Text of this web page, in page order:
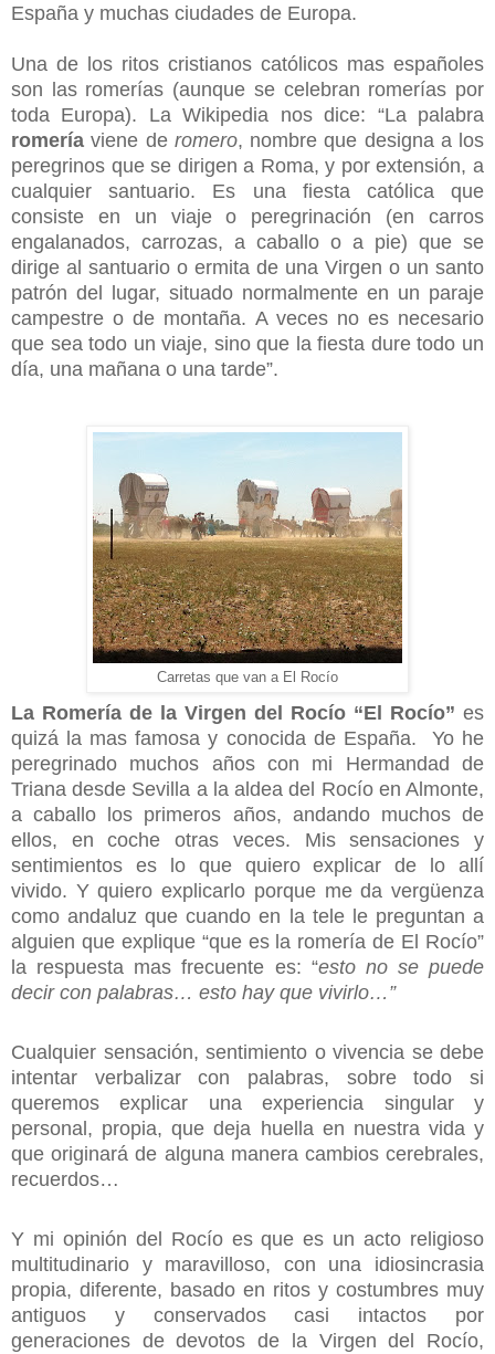
España y muchas ciudades de Europa.
Una de los ritos cristianos católicos mas españoles
son las romerías (aunque se celebran romerías por
toda Europa). La Wikipedia nos dice: “La palabra
romería viene de romero, nombre que designa a los
peregrinos que se dirigen a Roma, y por extensión, a
cualquier santuario. Es una fiesta católica que
consiste en un viaje o peregrinación (en carros
engalanados, carrozas, a caballo o a pie) que se
dirige al santuario o ermita de una Virgen o un santo
patrón del lugar, situado normalmente en un paraje
campestre o de montaña. A veces no es necesario
que sea todo un viaje, sino que la fiesta dure todo un
día, una mañana o una tarde”.
Carretas que van a El Rocío
La Romería de la Virgen del Rocío “El Rocío” es
quizá la mas famosa y conocida de España.
Yo he
peregrinado muchos años con mi Hermandad de
Triana desde Sevilla a la aldea del Rocío en Almonte,
a caballo los primeros años, andando muchos de
ellos, en coche otras veces. Mis sensaciones y
sentimientos es lo que quiero explicar de lo allí
vivido. Y quiero explicarlo porque me da vergüenza
como andaluz que cuando en la tele le preguntan a
alguien que explique “que es la romería de El Rocío”
la respuesta mas frecuente es: “esto no se puede
decir con palabras… esto hay que vivirlo…”
Cualquier sensación, sentimiento o vivencia se debe
intentar verbalizar con palabras, sobre todo si
queremos explicar una experiencia singular y
personal, propia, que deja huella en nuestra vida y
que originará de alguna manera cambios cerebrales,
recuerdos…
Y mi opinión del Rocío es que es un acto religioso
multitudinario y maravilloso, con una idiosincrasia
propia, diferente, basado en ritos y costumbres muy
antiguos y conservados casi intactos por
generaciones de devotos de la Virgen del Rocío,